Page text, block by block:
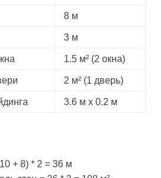
8 м
3 м
1.5 м² (2 окна)
2 м² (1 дверь)
3.6 м х 0.2 м
+ 8) * 2 = 36 м